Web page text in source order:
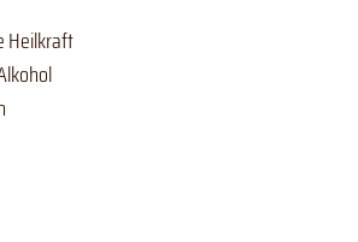
Heilkraft